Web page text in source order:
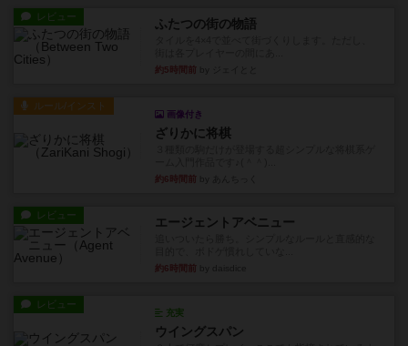
レビュー ふたつの街の物語
約5時間前
ルール/インスト
画像付き
ざりかに将棋
約6時間前
レビュー エージェントアベニュー
約6時間前
レビュー
充実
ウイングスパン